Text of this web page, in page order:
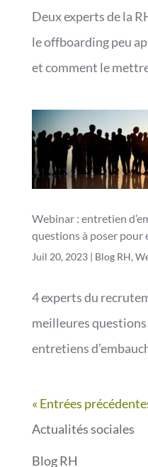
Deux experts de la
le offboarding peu
et comment le
Webinar : entretien
questions à poser pour
Juil 20, 2023| Blog RH,
4 experts du
meilleures questions
entretiens
« Entrées
Actualités sociales
Blog RH